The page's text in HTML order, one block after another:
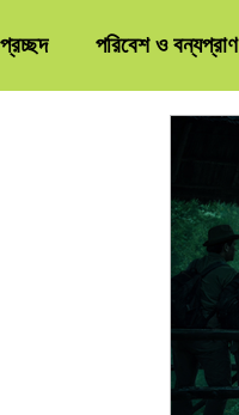
প্রচ্ছদ পরিবেশ ও বন্যপ্রাণ